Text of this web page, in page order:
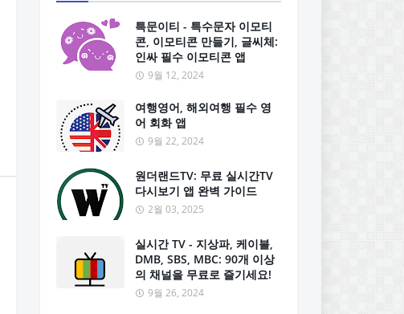
특문이티 - 특수문자 이모티
콘, 이모티콘 만들기, 글씨체:
인싸 필수 이모티콘 앱
9월 12, 2024
여행영어, 해외여행 필수 영
어 회화 앱
9월 22, 2024
원더랜드TV: 무료 실시간TV
다시보기 앱 완벽 가이드
2월 03, 2025
실시간 TV - 지상파, 케이블,
DMB, SBS, MBC: 90개 이상
의 채널을 무료로 즐기세요!
9월 26, 2024